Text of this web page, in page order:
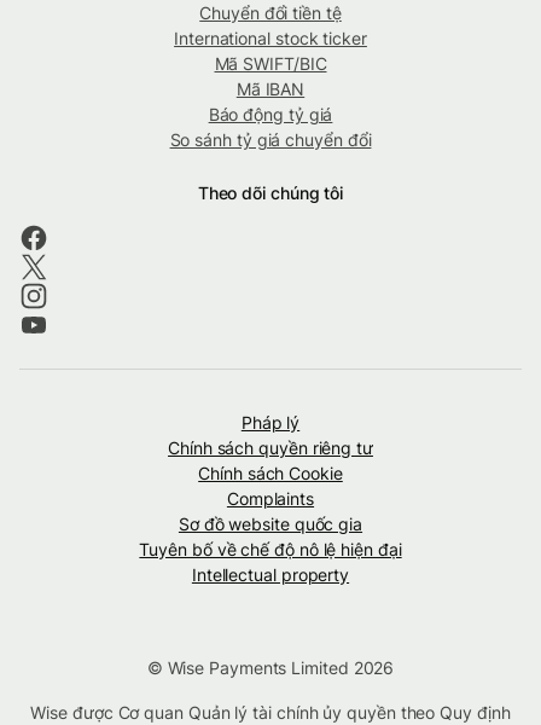
Chuyển đổi tiền tệ
International stock ticker
Mã SWIFT/BIC
Mã IBAN
Báo động tỷ giá
So sánh tỷ giá chuyển đổi
Theo dõi chúng tôi
Pháp lý
Chính sách quyền riêng tư
Chính sách Cookie
Complaints
Sơ đồ website quốc gia
Tuyên bố về chế độ nô lệ hiện đại
Intellectual property
© Wise Payments Limited 2026
Wise được Cơ quan Quản lý tài chính ủy quyền theo Quy định